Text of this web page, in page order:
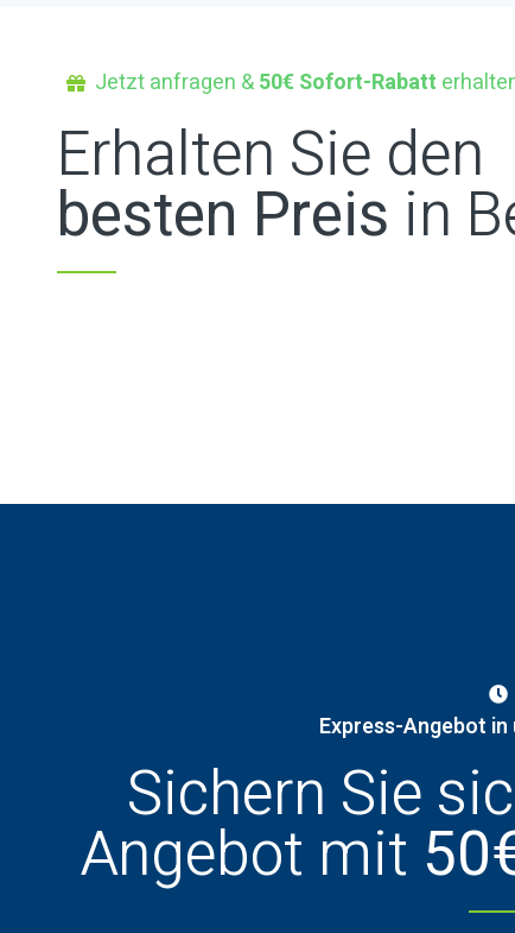
Jetzt anfragen &50€ Sofort-Rabatt
Erhalten Sie den
besten Preis in
Express-Angebot
Sichern Sie
Angebot mit